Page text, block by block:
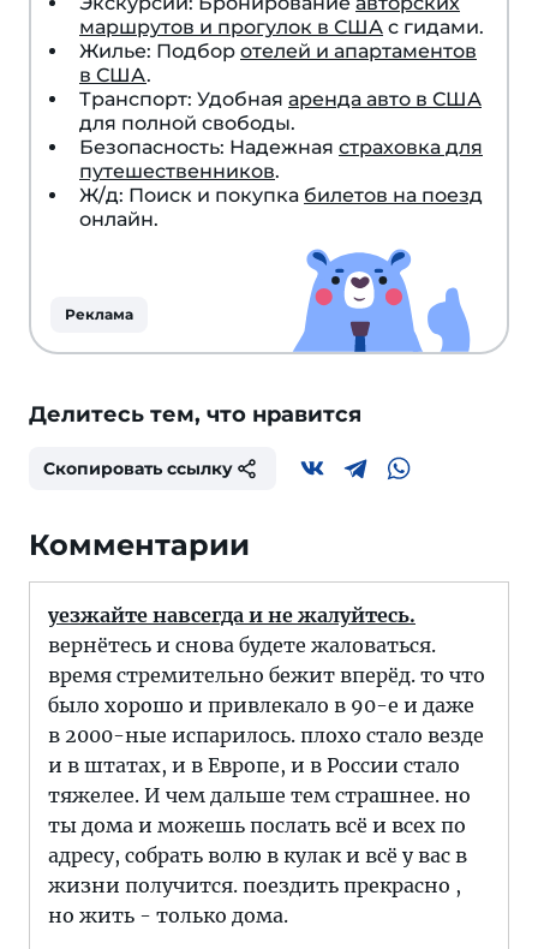
маршрутов и прогулок в США с гидами.
Жилье: Подбор отелей и апартаментов
в США.
Транспорт: Удобная аренда авто в США
для полной свободы.
Безопасность: Надежная страховка для
путешественников.
Ж/д: Поиск и покупка билетов на поезд
онлайн.
Реклама
Делитесь тем, что нравится
Скопировать ссылку
Комментарии
уезжайте навсегда и не жалуйтесь.
вернётесь и снова будете жаловаться.
время стремительно бежит вперёд. то что
было хорошо и привлекало в 90-е и даже
в 2000-ные испарилось. плохо стало везде
и в штатах, и в Европе, и в России стало
тяжелее. И чем дальше тем страшнее. но
ты дома и можешь послать всё и всех по
адресу, собрать волю в кулак и всё у вас в
жизни получится. поездить прекрасно ,
но жить - только дома.